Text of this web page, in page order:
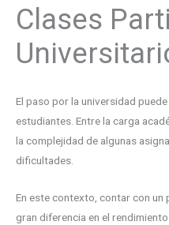
Clases
El paso por la universidad
estudiantes. Entre la carga
la complejidad de algunas
dificultades.
En este contexto, contar con
gran diferencia en el